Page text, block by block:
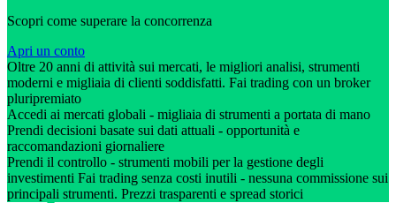
Scopri come superare la concorrenza
Apri un conto
Oltre 20 anni di attività sui mercati, le migliori analisi, strumenti
moderni e migliaia di clienti soddisfatti. Fai trading con un broker
pluripremiato
Accedi ai mercati globali - migliaia di strumenti a portata di mano
Prendi decisioni basate sui dati attuali - opportunità e
raccomandazioni giornaliere
Prendi il controllo - strumenti mobili per la gestione degli
investimenti Fai trading senza costi inutili - nessuna commissione sui
principali strumenti. Prezzi trasparenti e spread storici